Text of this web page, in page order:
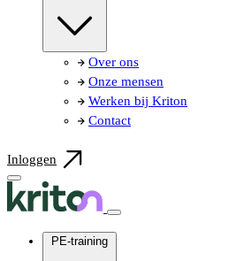
Over ons
Onze mensen
Werken bij Kriton
Contact
Inloggen
PE-training